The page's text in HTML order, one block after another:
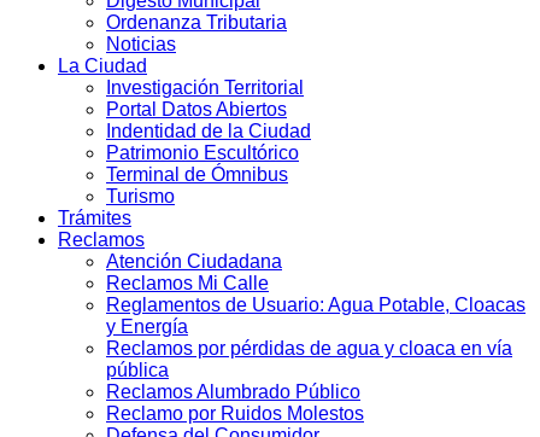
Ordenanza Tributaria
Noticias
La Ciudad
Investigación Territorial
Portal Datos Abiertos
Indentidad de la Ciudad
Patrimonio Escultórico
Terminal de Ómnibus
Turismo
Trámites
Reclamos
Atención Ciudadana
Reclamos Mi Calle
Reglamentos de Usuario: Agua Potable, Cloacas
y Energía
Reclamos por pérdidas de agua y cloaca en vía
pública
Reclamos Alumbrado Público
Reclamo por Ruidos Molestos